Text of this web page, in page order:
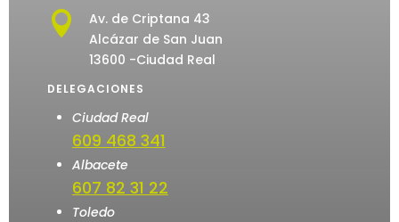

Av. de Criptana 43
Alcázar de San Juan
13600 -Ciudad Real
DELEGACIONES
Ciudad Real
609 468 341
Albacete
607 82 31 22
Toledo